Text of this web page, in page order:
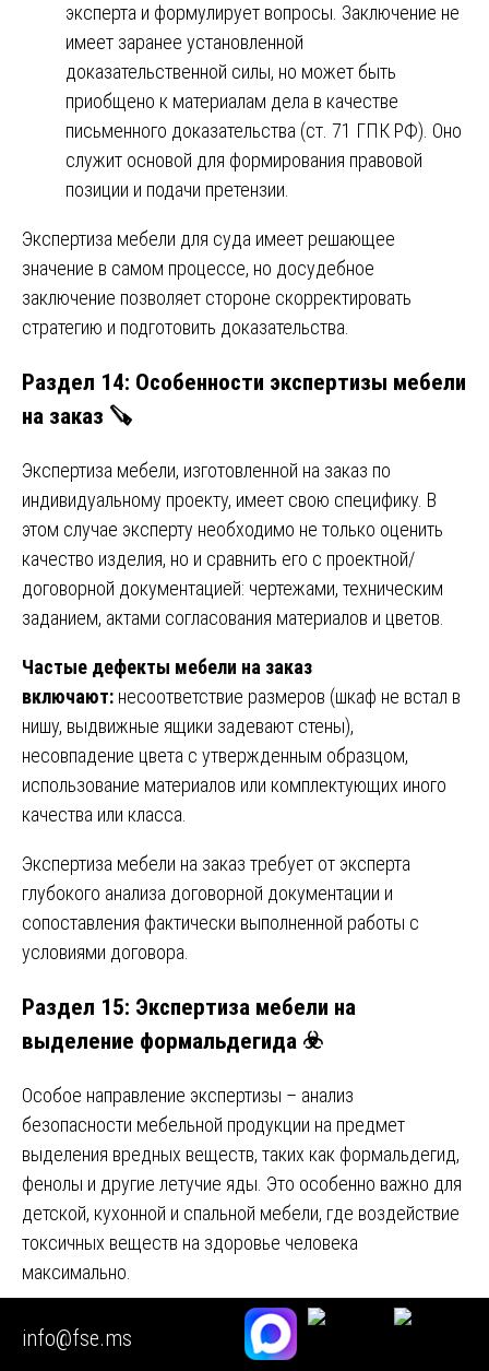
эксперта и формулирует вопросы. Заключение не
имеет заранее установленной
доказательственной силы, но может быть
приобщено к материалам дела в качестве
письменного доказательства (ст. 71 ГПК РФ). Оно
служит основой для формирования правовой
позиции и подачи претензии.
Экспертиза мебели для суда имеет решающее
значение в самом процессе, но досудебное
заключение позволяет стороне скорректировать
стратегию и подготовить доказательства.
Раздел 14: Особенности экспертизы мебели
на заказ 🪚
Экспертиза мебели, изготовленной на заказ по
индивидуальному проекту, имеет свою специфику. В
этом случае эксперту необходимо не только оценить
качество изделия, но и сравнить его с проектной/
договорной документацией: чертежами, техническим
заданием, актами согласования материалов и цветов.
Частые дефекты мебели на заказ
включают: несоответствие размеров (шкаф не встал в
нишу, выдвижные ящики задевают стены),
несовпадение цвета с утвержденным образцом,
использование материалов или комплектующих иного
качества или класса.
Экспертиза мебели на заказ требует от эксперта
глубокого анализа договорной документации и
сопоставления фактически выполненной работы с
условиями договора.
Раздел 15: Экспертиза мебели на
выделение формальдегида ☣️
Особое направление экспертизы – анализ
безопасности мебельной продукции на предмет
выделения вредных веществ, таких как формальдегид,
фенолы и другие летучие яды. Это особенно важно для
детской, кухонной и спальной мебели, где воздействие
токсичных веществ на здоровье человека
максимально.
В рамках экспертизы проводятся лабораторные
исследования образцов материалов (ДСП, МДФ,
info@fse.ms